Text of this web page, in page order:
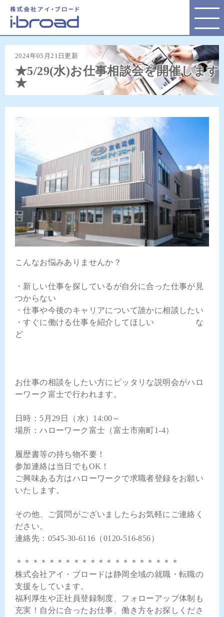
★5/29(水)お仕事相談会を開催します
★
2024年05月21日更新
こんなお悩みありませんか？
・新しい仕事を探しているが自分に合った仕事が見
つからない
・仕事や今後のキャリアについて誰かに相談したい
・すぐに働ける仕事を紹介してほしい な
ど
お仕事の相談をしたい方にピッタリな説明会がハロ
ーワーク富士で行われます。
日時：5月29日（水）14:00～
場所：ハローワーク富士（富士市南町1-4）
履歴書等の持ち物不要！
参加連絡は当日でもOK！
ご興味ある方はハローワークで求職者登録をお願い
いたします。
その他、ご質問がございましたらお気軽にご連絡く
ださい。
連絡先：0545-30-6116（0120-516-856）
＊＊＊＊＊＊＊＊＊＊＊＊＊＊＊＊＊＊＊＊
株式会社アイ・ブロードは静岡全域の就職・転職の
支援をしています。
福利厚生や正社員登録制度、フォローアップ体制も
充実！自分に合ったお仕事、働き方をお探しくださ